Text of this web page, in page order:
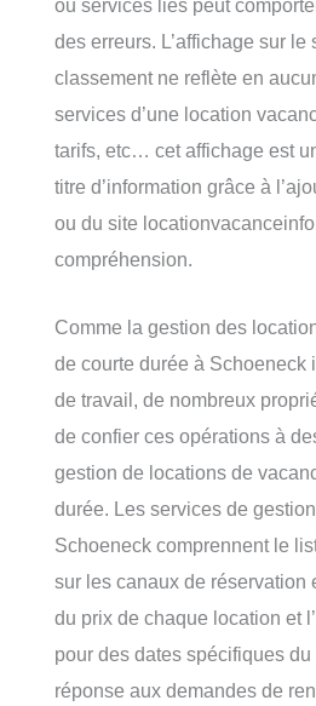
des erreurs. L’affichage sur le
classement ne reflète en
services d’une location
tarifs, etc… cet affichage est
titre d’information grâce à
ou du site
compréhension.
Comme la gestion des
de courte durée à Schoeneck
de travail, de nombreux
de confier ces opérations à
gestion de locations de
durée. Les services de
Schoeneck comprennent le
sur les canaux de réservation
du prix de chaque location et
pour des dates spécifiques
réponse aux demandes de